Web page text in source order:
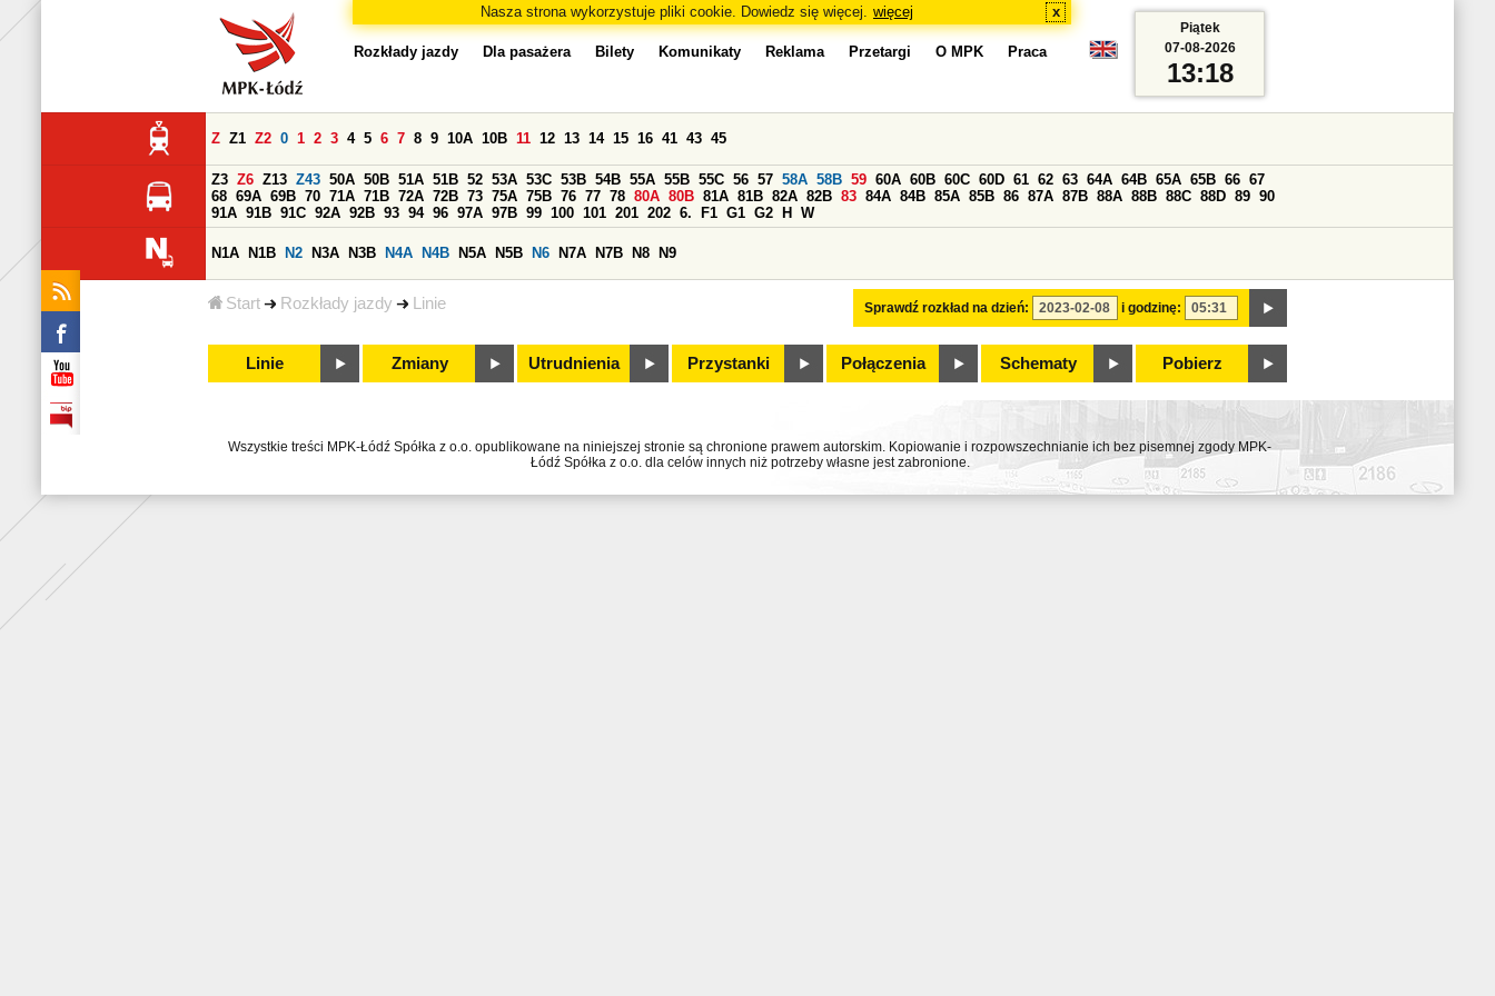
Nasza strona wykorzystuje pliki cookie. Dowiedz się więcej. więcej x
Start Rozkłady jazdy Linie
Rozkłady jazdy Dla pasażera Bilety Komunikaty Reklama Przetargi O MPK Praca
Sprawdź rozkład na dzień: i godzinę:
Z Z1 Z2 0 1 2 3 4 5 6 7 8 9 10A 10B 11 12 13 14 15 16 41 43 45
Z3 Z6 Z13 Z43 50A 50B 51A 51B 52 53A 53C 53B 54B 55A 55B 55C 56 57 58A 58B 59 60A 60B 60C 60D 61 62 63 64A 64B 65A 65B 66 67
68 69A 69B 70 71A 71B 72A 72B 73 75A 75B 76 77 78 80A 80B 81A 81B 82A 82B 83 84A 84B 85A 85B 86 87A 87B 88A 88B 88C 88D 89 90
91A 91B 91C 92A 92B 93 94 96 97A 97B 99 100 101 201 202 6. F1 G1 G2 H W
N1A N1B N2 N3A N3B N4A N4B N5A N5B N6 N7A N7B N8 N9
Linie Zmiany Utrudnienia Przystanki Połączenia Schematy Pobierz
Piątek
07-08-2026
13:18
Wszystkie treści MPK-Łódź Spółka z o.o. opublikowane na niniejszej stronie są chronione prawem autorskim. Kopiowanie i rozpowszechnianie ich bez pisemnej zgody MPK-
Łódź Spółka z o.o. dla celów innych niż potrzeby własne jest zabronione.